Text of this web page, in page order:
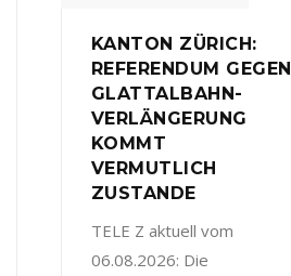
KANTON ZÜRICH:
REFERENDUM GEGEN
GLATTALBAHN-
VERLÄNGERUNG
KOMMT
VERMUTLICH
ZUSTANDE
TELE Z aktuell vom
06.08.2026: Die